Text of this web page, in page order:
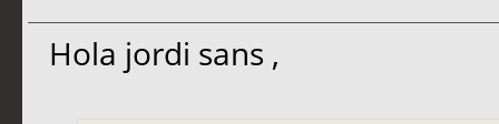
Hola jordi sans ,